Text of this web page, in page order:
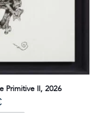
Primitive II, 2026